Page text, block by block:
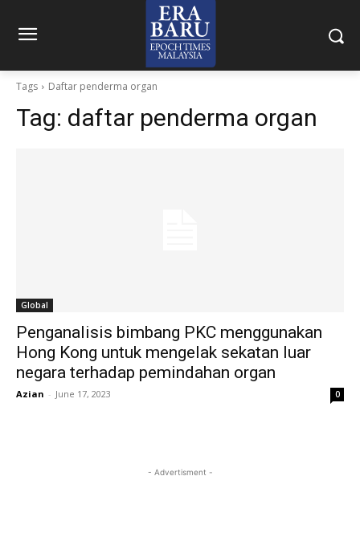
Tags Daftar penderma organ
Tag: daftar penderma organ
Global
Penganalisis bimbang PKC menggunakan
Hong Kong untuk mengelak sekatan luar
negara terhadap pemindahan organ
Azian - June 17, 2023 0
- Advertisment -